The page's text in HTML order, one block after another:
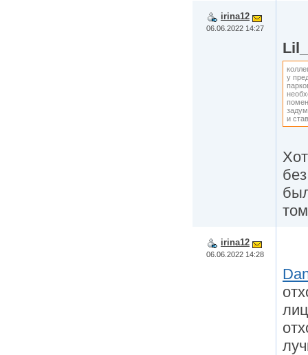
irina12
06.06.2022 14:27
у
и
irina12
06.06.2022 14:28